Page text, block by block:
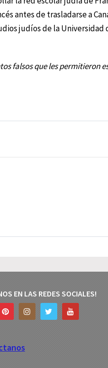
antes de trasladarse a
judíos de la Universidad
falsos que les permitieron
EN LAS REDES SOCIALES!